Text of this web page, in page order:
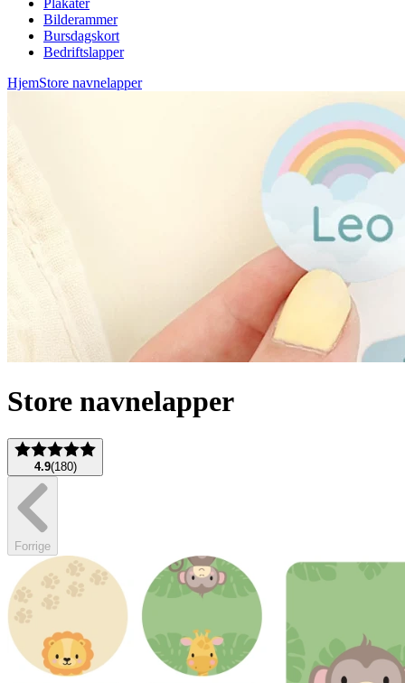
Plakater
Bilderammer
Bursdagskort
Bedriftslapper
HjemStore navnelapper
Store navnelapper
4.9(180)
Forrige